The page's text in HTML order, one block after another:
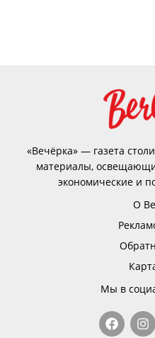
«Вечёрка» — газета
материалы,
экономические и
О
Мы в